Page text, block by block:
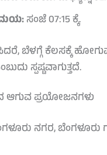
ಸಂಜೆ 07:15 ಕ್ಕೆ.
ಬೆಳಗ್ಗೆ ಕೆಲಸಕ್ಕೆ
ಸ್ಪಷ್ಟವಾಗುತ್ತದೆ.
ಆಗುವ ಪ್ರಯೋಜನಗಳು
ನಗರ, ಬೆಂಗಳೂರು